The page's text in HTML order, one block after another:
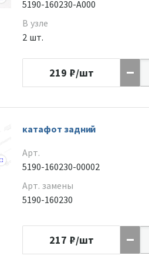
5190-160230-A000
В узле
2 шт.
219 ₽/шт
катафот задний
Арт.
5190-160230-00002
Арт. замены
5190-160230
217 ₽/шт